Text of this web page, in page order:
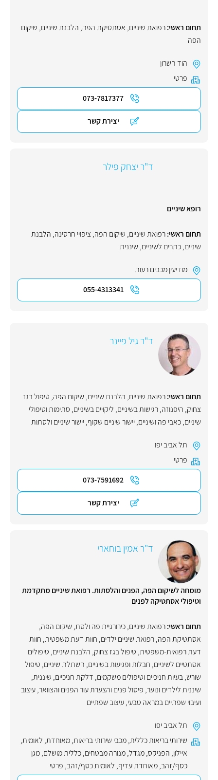
תחום ראשי:רפואת שיניים, אסתטיקת הפה, הלבנת שיניים, שיקום
הפה
הוד השרון
פרטי
073-7817377
יצירת קשר
ד"ר יצחק פילר
רופא שיניים
תחום ראשי:רפואת שיניים, שיקום הפה, ציפויי חרסינה, הלבנת
שיניים,כתרים לשיניים, שיננית
מודיעין מכבים רעות
055-4313341
ד"ר גיל פיינר
תחום ראשי:רפואת שיניים, הלבנת שיניים, שיקום הפה, טיפול בגז
צחוק, היפנוזה,רגישות בשיניים, ליקויים בשיניים, סתימות וטיפולי
שיניים,כאבי פה ושיניים,יישור שיניים שקוף,יישור שיניים ולסתות
תל אביב יפו
פרטי
073-7591692
יצירת קשר
ד"ר אמין בוחארי
מומחה לשיקום הפה, הפנים והלסתות. רפואת שיניים מתקדמת
וטיפולי אסתטיקה לפנים
תחום ראשי:רפואת שיניים,כירורגיית פה ולסת, שיקום הפה,
אסתטיקת הפה,רפואת שיניים ילדים, חוות דעת משפטית, חוות
דעת רפואית-משפטית, טיפול בגז צחוק, הלבנת שיניים, טיפולים
אסתטיים לשיניים, חבלות ופגיעות בשיניים, השתלת שיניים, טיפול
שורש,בעיות חניכיים וטיפולים משקמים, דלקת חניכיים, שיננית,
שיננית לילדים ונוער, פיסול פנים והצערת עור הפנים והצוואר,עיצוב
ועיבוי שפתיים במראה טבעי,עיצוב שפתיים
תל אביב יפו
שירותי בריאות כללית,מכבי שירותי בריאות,מאוחדת, לאומית,
איילון, הפניקס,מגדל,מנורה מבטחים,כללית מושלם,מגן
כסף/זהב,מאוחדת עדיף, לאומית כסף/זהב, פרטי